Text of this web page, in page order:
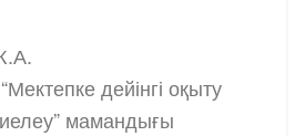
дейінгі оқыту
мамандығы